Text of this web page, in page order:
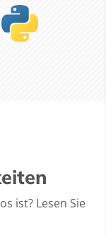
ist? Lesen Sie